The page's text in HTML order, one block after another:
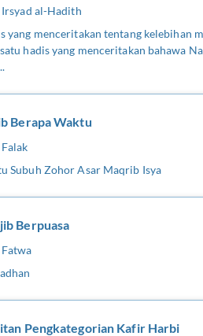
Irsyad al-Hadith
yang menceritakan tentang kelebihan
hadis yang menceritakan bahawa
Berapa Waktu
Falak
Subuh Zohor Asar Maqrib Isya
Berpuasa
Fatwa
Pengkategorian Kafir Harbi